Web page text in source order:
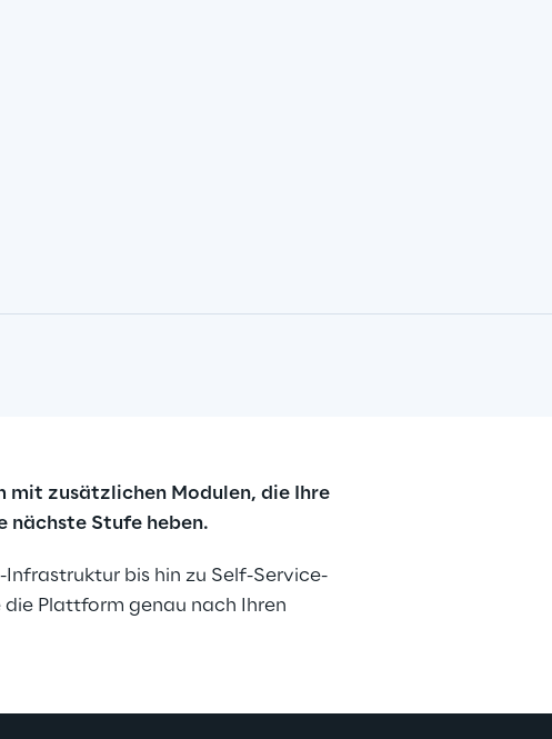
mit zusätzlichen Modulen, die Ihre
nächste Stufe heben.
bis hin zu Self-Service-
Plattform genau nach Ihren